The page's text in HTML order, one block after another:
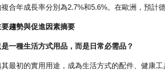
合年成長率分別為2.7%和5.6%。在歐洲，預計
趨勢與促進因素摘要
一種生活方式用品，而是日常必需品？
最初的實用用途，成為生活方式的配件、健康